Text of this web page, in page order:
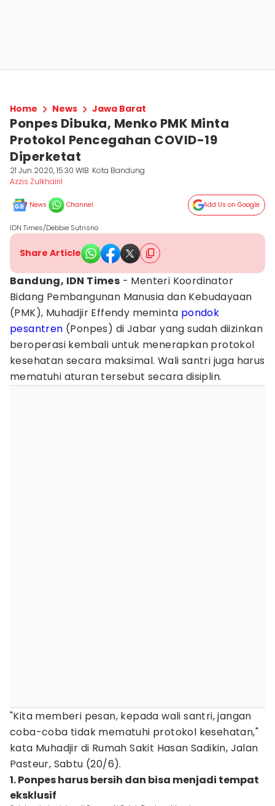
Home News Jawa Barat
Ponpes Dibuka, Menko PMK Minta
Protokol Pencegahan COVID-19
Diperketat
21 Jun 2020, 15:30 WIB Kota Bandung
Azzis Zulkhairil
News Channel Add Us on Google
IDN Times/Debbie Sutrisno
Share Article
Bandung, IDN Times - Menteri Koordinator
Bidang Pembangunan Manusia dan Kebudayaan
(PMK), Muhadjir Effendy meminta pondok
pesantren (Ponpes) di Jabar yang sudah diizinkan
beroperasi kembali untuk menerapkan protokol
kesehatan secara maksimal. Wali santri juga harus
mematuhi aturan tersebut secara disiplin.
"Kita memberi pesan, kepada wali santri, jangan
coba-coba tidak mematuhi protokol kesehatan,"
kata Muhadjir di Rumah Sakit Hasan Sadikin, Jalan
Pasteur, Sabtu (20/6).
1. Ponpes harus bersih dan bisa menjadi tempat
eksklusif